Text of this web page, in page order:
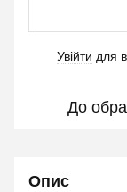
Увійти для
До
Опис